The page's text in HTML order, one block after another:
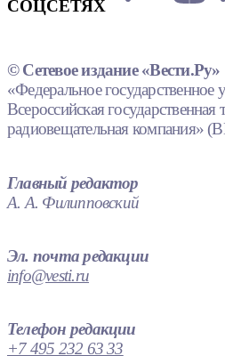
СОЦСЕТЯХ
© Сетевое издание «Вести.Ру»
«Федеральное государственное
Всероссийская государственная
радиовещательная компания»
Главный редактор
А. А. Филипповский
Эл. почта редакции
info@vesti.ru
Телефон редакции
+7 495 232 63 33